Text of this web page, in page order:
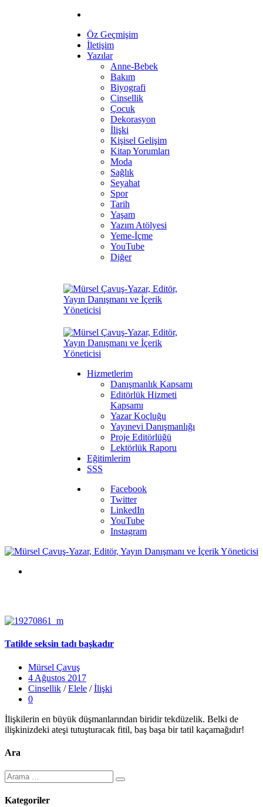
Öz Geçmişim
İletişim
Yazılar
Anne-Bebek
Bakım
Biyografi
Cinsellik
Çocuk
Dekorasyon
İlişki
Kişisel Gelişim
Kitap Yorumları
Moda
Sağlık
Seyahat
Spor
Tarih
Yaşam
Yazım Atölyesi
Yeme-İçme
YouTube
Diğer
Hizmetlerim
Danışmanlık Kapsamı
Editörlük Hizmeti
Kapsamı
Yazar Koçluğu
Yayınevi Danışmanlığı
Proje Editörlüğü
Lektörlük Raporu
Eğitimlerim
SSS
Facebook
Twitter
LinkedIn
YouTube
Instagram
Tatilde seksin tadı başkadır
Mürsel Çavuş
4 Ağustos 2017
Cinsellik /Elele /İlişki
0
İlişkilerin en büyük düşmanlarından biridir tekdüzelik. Belki de
ilişkinizdeki ateşi tutuşturacak fitil, baş başa bir tatil kaçamağıdır!
Ara
Kategoriler